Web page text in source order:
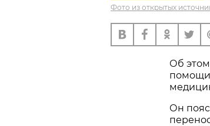
Фото из открытых
Об
помощи
Он